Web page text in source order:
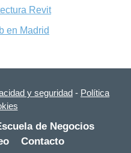
Revit
en Madrid
y seguridad - Política
de Negocios
Contacto